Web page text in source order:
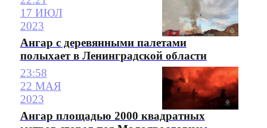
17 ИЮЛ
2023
Ангар с деревянными палетами
полыхает в Ленинградской области
23:58
22 МАЯ
2023
Ангар площадью 2000 квадратных